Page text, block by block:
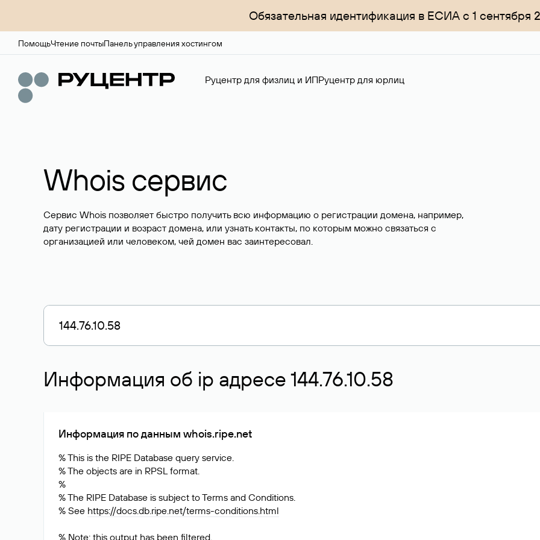
Обязательная идентификация в ЕСИА с 1 сентября
ПомощьЧтение почтыПанель управления хостингом
Руцентр для физлиц и ИПРуцентр для юрлиц
Whois сервис
Сервис Whois позволяет быстро получить всю информацию о регистрации домена, например,
дату регистрации и возраст домена, или узнать контакты, по которым можно связаться с
организацией или человеком, чей домен вас заинтересовал.
Информация об ip адресе 144.76.10.58
Информация по данным whois.ripe.net
% This is the RIPE Database query service.
% The objects are in RPSL format.
%
% The RIPE Database is subject to Terms and Conditions.
% See https://docs.db.ripe.net/terms-conditions.html
% Note: this output has been filtered.